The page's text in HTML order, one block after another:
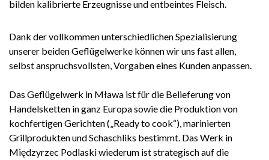
8 7
9
7
9
7
9
6
8
9
4
6
7
9
4
6
7
9
4
6
7
9
bilden kalibrierte Erzeugnisse und entbeintes Fleisch.
Dank der vollkommen unterschiedlichen Spezialisierung
unserer beiden Geflügelwerke können wir uns fast allen,
selbst anspruchsvollsten, Vorgaben eines Kunden anpassen.
Das Geflügelwerk in Mława ist für die Belieferung von
Handelsketten in ganz Europa sowie die Produktion von
kochfertigen Gerichten („Ready to cook“), marinierten
Grillprodukten und Schaschliks bestimmt. Das Werk in
Międzyrzec Podlaski wiederum ist strategisch auf die